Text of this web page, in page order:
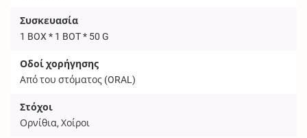
Συσκευασία
1 BOX * 1 BOT * 50 G
Οδοί χορήγησης
Από του στόματος (ORAL)
Στόχοι
Ορνίθια, Χοίροι